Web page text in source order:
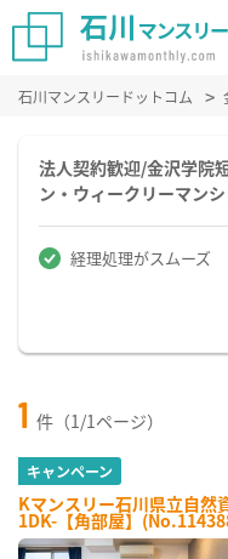
石川マンスリードットコム
法人契約歓迎/金沢学院
ン・ウィークリーマン
経理処理がスムーズ
1 件（1/1ページ）
キャンペーン
Kマンスリー石川県立自然
1DK-【角部屋】